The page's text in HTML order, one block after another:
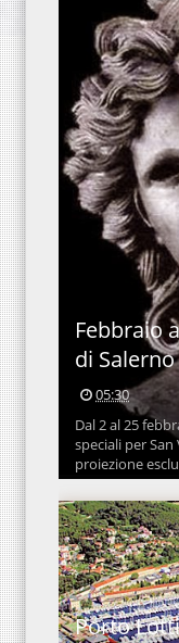
Febbraio
di Salerno
05:30
Dal 2 al 25
speciali per
proiezione
Porto